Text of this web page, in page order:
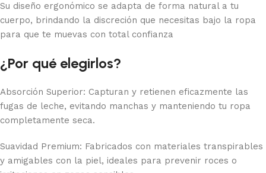
Su diseño ergonómico se adapta de forma natural a tu
cuerpo, brindando la discreción que necesitas bajo la ropa
para que te muevas con total confianza
¿Por qué elegirlos?
Absorción Superior: Capturan y retienen eficazmente las
fugas de leche, evitando manchas y manteniendo tu ropa
completamente seca.
Suavidad Premium: Fabricados con materiales transpirables
y amigables con la piel, ideales para prevenir roces o